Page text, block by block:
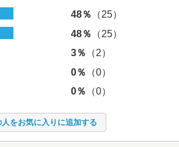
48％
（25）
48％
（25）
3％
（2）
0％
（0）
0％
（0）